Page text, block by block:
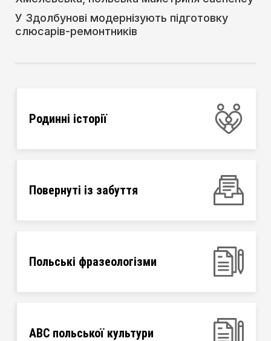
У Здолбунові модернізують підготовку
слюсарів-ремонтників
Родинні історії
Повернуті із забуття
Польські фразеологізми
ABC польської культури